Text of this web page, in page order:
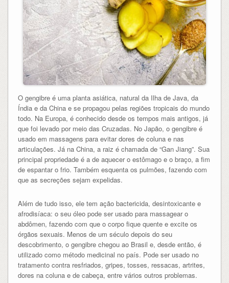
O gengibre é uma planta asiática, natural da Ilha de Java, da
Índia e da China e se propagou pelas regiões tropicais do mundo
todo. Na Europa, é conhecido desde os tempos mais antigos, já
que foi levado por meio das Cruzadas. No Japão, o gengibre é
usado em massagens para evitar dores de coluna e nas
articulações. Já na China, a raiz é chamada de “Gan Jiang”. Sua
principal propriedade é a de aquecer o estômago e o braço, a fim
de espantar o frio. Também esquenta os pulmões, fazendo com
que as secreções sejam expelidas.
Além de tudo isso, ele tem ação bactericida, desintoxicante e
afrodisíaca: o seu óleo pode ser usado para massagear o
abdômen, fazendo com que o corpo fique quente e excite os
órgãos sexuais. Menos de um século depois do seu
descobrimento, o gengibre chegou ao Brasil e, desde então, é
utilizado como método medicinal no país. Pode ser usado no
tratamento contra resfriados, gripes, tosses, ressacas, artrites,
dores na coluna e de cabeça, entre vários outros problemas.